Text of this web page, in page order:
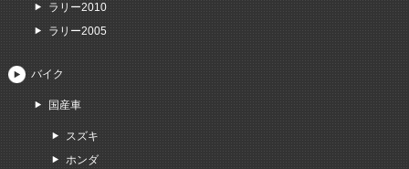
ラリー2010
ラリー2005
バイク
国産車
スズキ
ホンダ